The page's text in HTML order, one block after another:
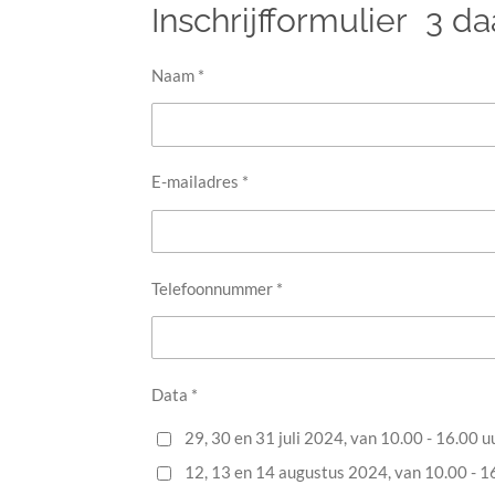
Inschrijfformulier 3
Naam *
E-mailadres *
Telefoonnummer *
Data *
29, 30 en 31 juli 2024, van 10.00 - 16.00
12, 13 en 14 augustus 2024, van 10.00 -